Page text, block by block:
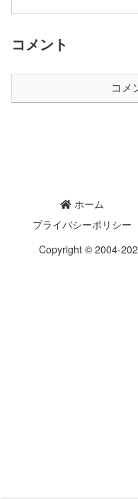
コメント
コメ
ホーム
プライバシーポリシー
Copyright © 2004-